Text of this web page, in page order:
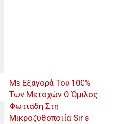
Με Εξαγορά Του 100%
Των Μετοχών Ο Όμιλος
Φωτιάδη Στη
Μικροζυθοποιία Siris